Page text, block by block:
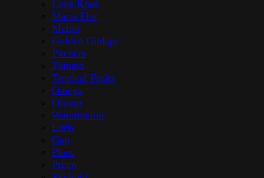
Love Knot
Maria Flor
Melon
Golden Ginkgo
Pitchers
Tomato
Tropical Fruits
Omega
Olymp
Watermelon
Loris
Gap
Plant
Prism